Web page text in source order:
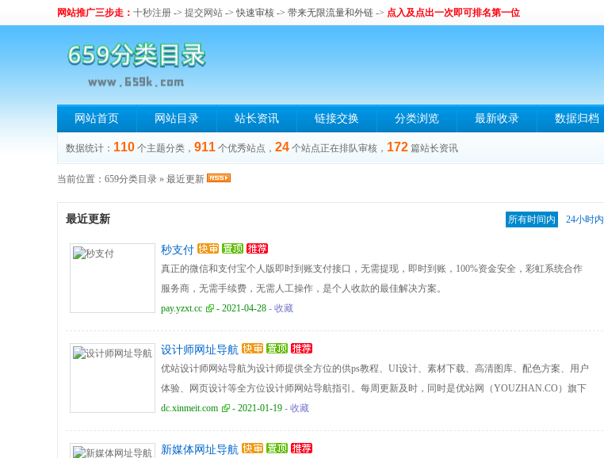
网站推广三步走： 十秒注册 -> 提交网站 -> 快速审核 -> 带来无限流量和外链 -> 点入及点出一次即可排名第一位
网站首页 网站目录 站长资讯 链接交换 分类浏览 最新收录 数据归档
数据统计： 110 个主题分类， 911 个优秀站点， 24 个站点正在排队审核， 172 篇站长资讯
当前位置： 659分类目录 » 最近更新
所有时间内 24小时内
最近更新
秒支付
真正的微信和支付宝个人版即时到账支付接口，无需提现，即时到账，100%资金安全，彩虹系统合作
服务商，无需手续费，无需人工操作，是个人收款的最佳解决方案。
pay.yzxt.cc
- 2021-04-28 - 收藏
设计师网址导航
优站设计师网站导航为设计师提供全方位的供ps教程、UI设计、素材下载、高清图库、配色方案、用户
体验、网页设计等全方位设计师网站导航指引。每周更新及时，同时是优站网（YOUZHAN.CO）旗下
最实用、最专业、最全面、最好用的设计师网址导航！
dc.xinmeit.com - 2021-01-19 - 收藏
新媒体网址导航